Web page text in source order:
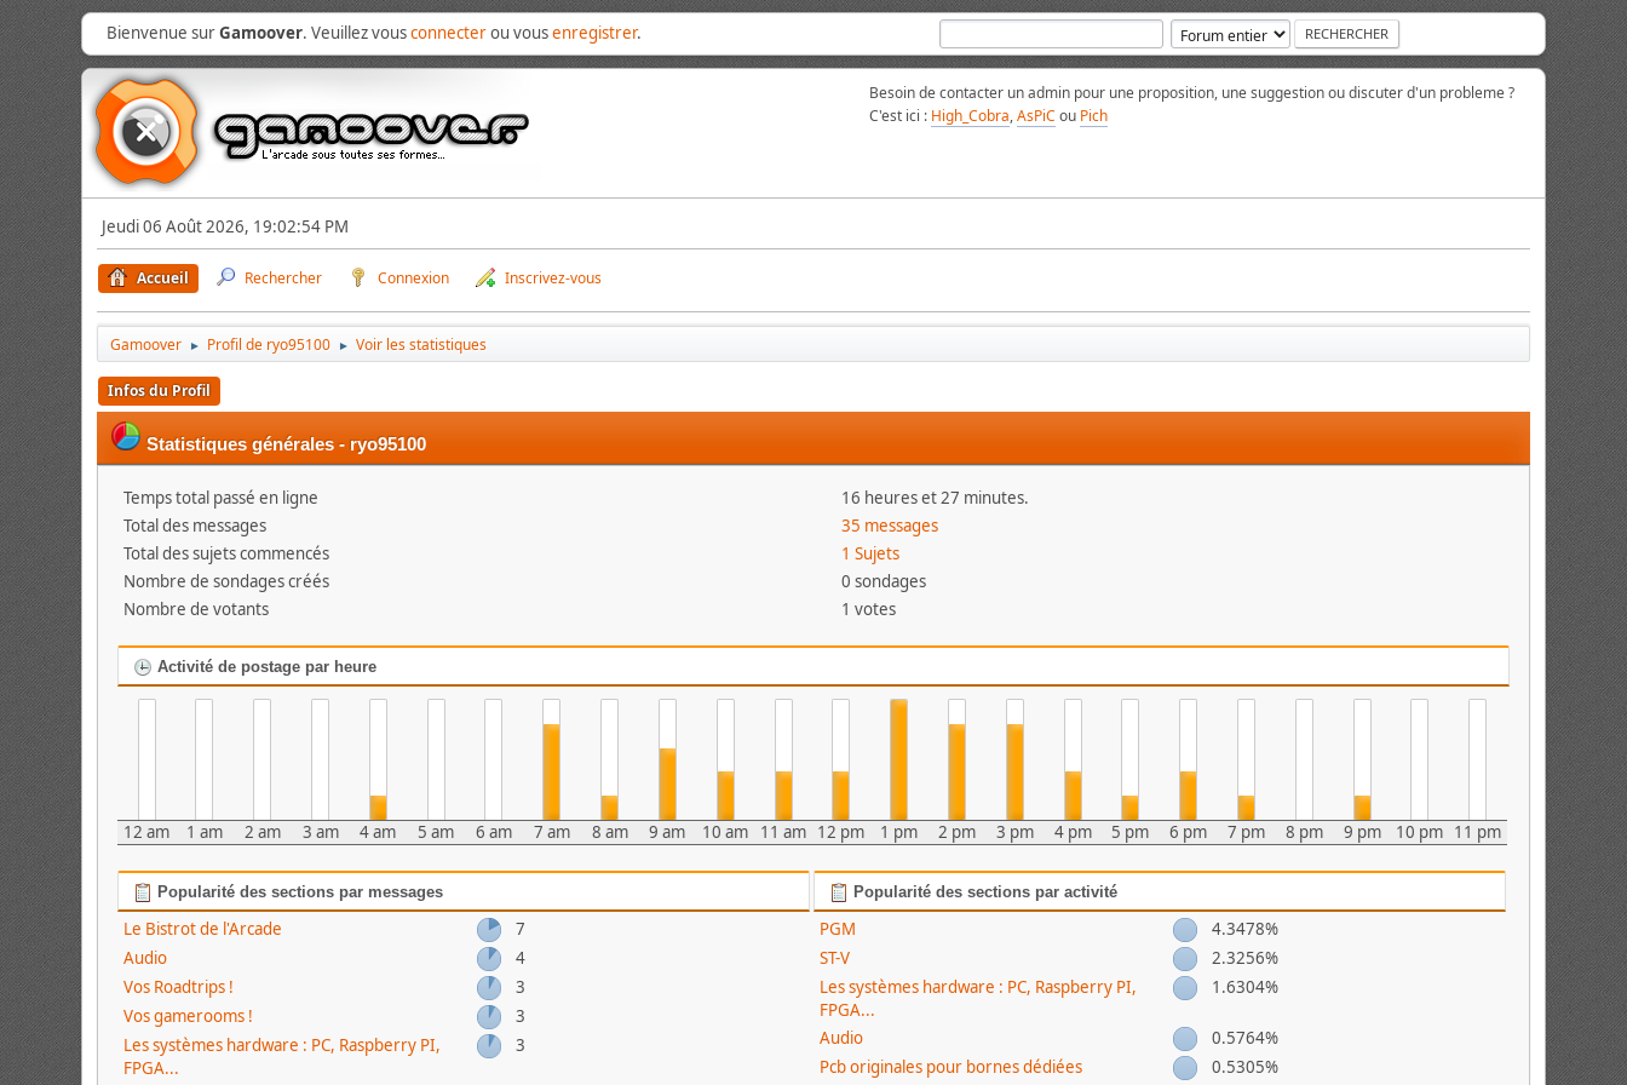
Bienvenue surGamoover. Veuillez vousconnecterou vousenregistrer.
Besoin de contacter un admin pour une proposition, une suggestion ou discuter d'un probleme ?
C'est ici : High_Cobra,AsPiC ou Pich
Jeudi 06 Août 2026, 19:02:54 PM
Accueil Rechercher Connexion Inscrivez-vous
Gamoover ► Profil de ryo95100 ► Voir les statistiques
Infos du Profil
Statistiques générales - ryo95100
Temps total passé en ligne
16 heures et 27 minutes.
Total des messages
35 messages
Total des sujets commencés
1 Sujets
Nombre de sondages créés
0 sondages
Nombre de votants
1 votes
Activité de postage par heure
12 am 1 am 2 am 3 am 4 am 5 am 6 am 7 am 8 am 9 am 10 am 11 am 12 pm 1 pm 2 pm 3 pm 4 pm 5 pm 6 pm 7 pm 8 pm 9 pm 10 pm 11 pm
Popularité des sections par messages
Le Bistrot de l'Arcade
7
Audio
4
Vos Roadtrips !
3
Vos gamerooms !
3
Les systèmes hardware : PC, Raspberry PI,
FPGA...
3
Popularité des sections par activité
PGM
4.3478%
ST-V
2.3256%
Les systèmes hardware : PC, Raspberry PI,
FPGA...
1.6304%
Audio
0.5764%
Pcb originales pour bornes dédiées
0.5305%